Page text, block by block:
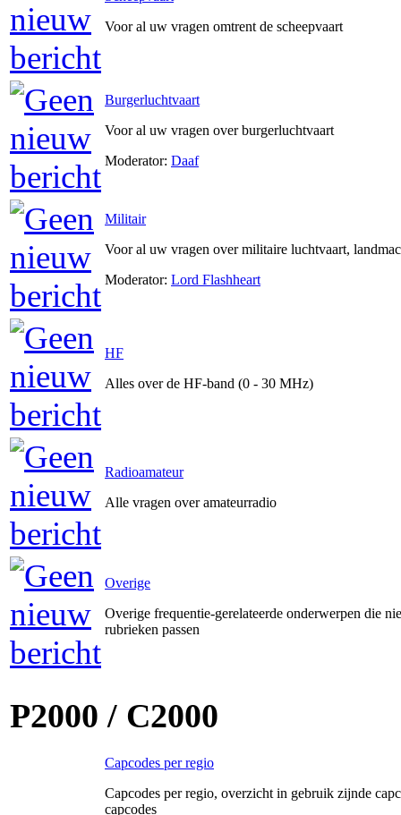
Voor al uw vragen omtrent de scheepvaart
Burgerluchtvaart
Voor al uw vragen over burgerluchtvaart
Moderator: Daaf
Militair
Voor al uw vragen over militaire luchtvaart,
Moderator: Lord Flashheart
HF
Alles over de HF-band (0 - 30 MHz)
Radioamateur
Alle vragen over amateurradio
Overige
Overige frequentie-gerelateerde onderwerpen die
rubrieken passen
P2000 / C2000
Capcodes per regio
Capcodes per regio, overzicht in gebruik zijnde
capcodes